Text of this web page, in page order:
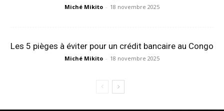
Miché Mikito - 18 novembre 2025
Les 5 pièges à éviter pour un crédit bancaire au Congo
Miché Mikito - 18 novembre 2025